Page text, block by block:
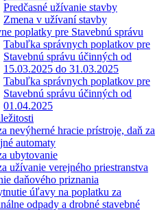
Predčasné užívanie stavby
Zmena v užívaní stavby
poplatky pre Stavebnú správu
Tabuľka správnych poplatkov pre
Stavebnú správu účinných od
15.03.2025 do 31.03.2025
Tabuľka správnych poplatkov pre
Stavebnú správu účinných od
01.04.2025
nevýherné hracie prístroje, daň za
automaty
ubytovanie
užívanie verejného priestranstva
daňového priznania
úľavy na poplatku za
odpady a drobné stavebné